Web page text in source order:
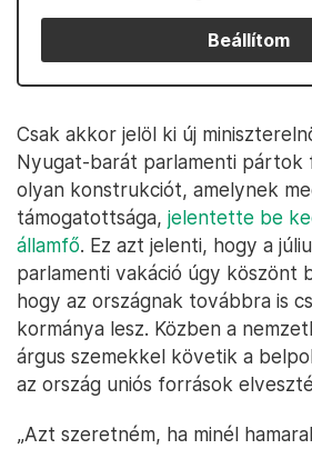
Beállítom
Csak akkor jelöl ki új
Nyugat-barát parlamenti pártok
olyan konstrukciót, amelynek
támogatottsága, jelentette be
államfő. Ez azt jelenti, hogy a
parlamenti vakáció úgy köszönt
hogy az országnak továbbra is
kormánya lesz. Közben a
árgus szemekkel követik a
az ország uniós források
„Azt szeretném, ha minél